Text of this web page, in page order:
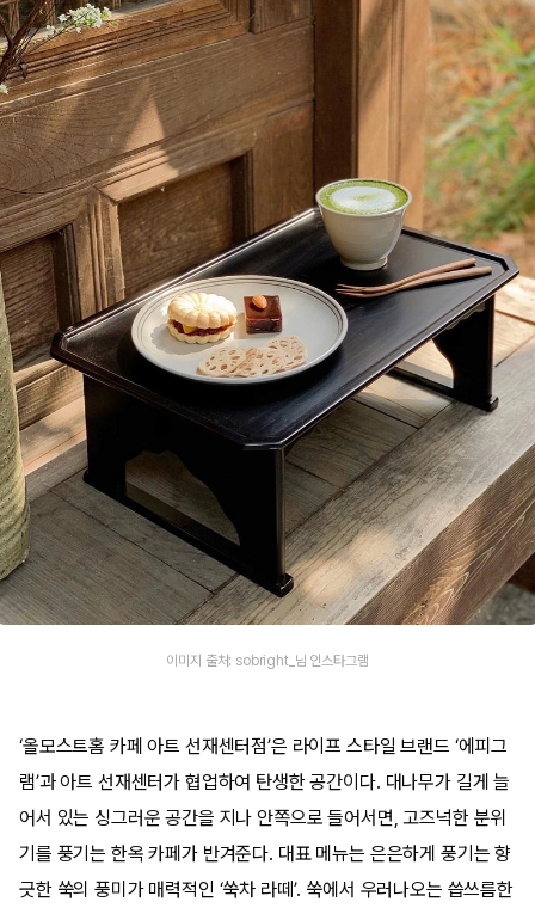
이미지 출처: sobright_님 인스타그램
‘올모스트홈 카페 아트 선재센터점’은 라이프 스타일 브랜드 ‘에피그
램’과 아트 선재센터가 협업하여 탄생한 공간이다. 대나무가 길게 늘
어서 있는 싱그러운 공간을 지나 안쪽으로 들어서면, 고즈넉한 분위
기를 풍기는 한옥 카페가 반겨준다. 대표 메뉴는 은은하게 풍기는 향
긋한 쑥의 풍미가 매력적인 ‘쑥차 라떼’. 쑥에서 우러나오는 씁쓰름한